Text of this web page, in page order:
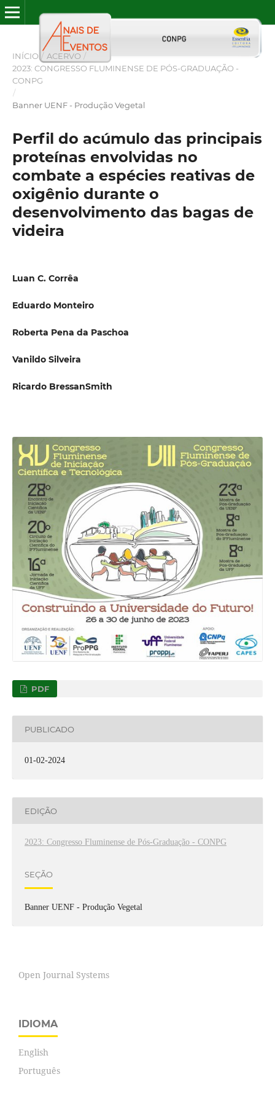
INÍCIO / ACERVO /
2023: CONGRESSO FLUMINENSE DE PÓS-GRADUAÇÃO -
CONPG
/
Banner UENF - Produção Vegetal
Perfil do acúmulo das principais
proteínas envolvidas no
combate a espécies reativas de
oxigênio durante o
desenvolvimento das bagas de
videira
Luan C. Corrêa
Eduardo Monteiro
Roberta Pena da Paschoa
Vanildo Silveira
Ricardo BressanSmith
PDF
PUBLICADO
01-02-2024
EDIÇÃO
2023: Congresso Fluminense de Pós-Graduação - CONPG
SEÇÃO
Banner UENF - Produção Vegetal
Open Journal Systems
IDIOMA
English
Português